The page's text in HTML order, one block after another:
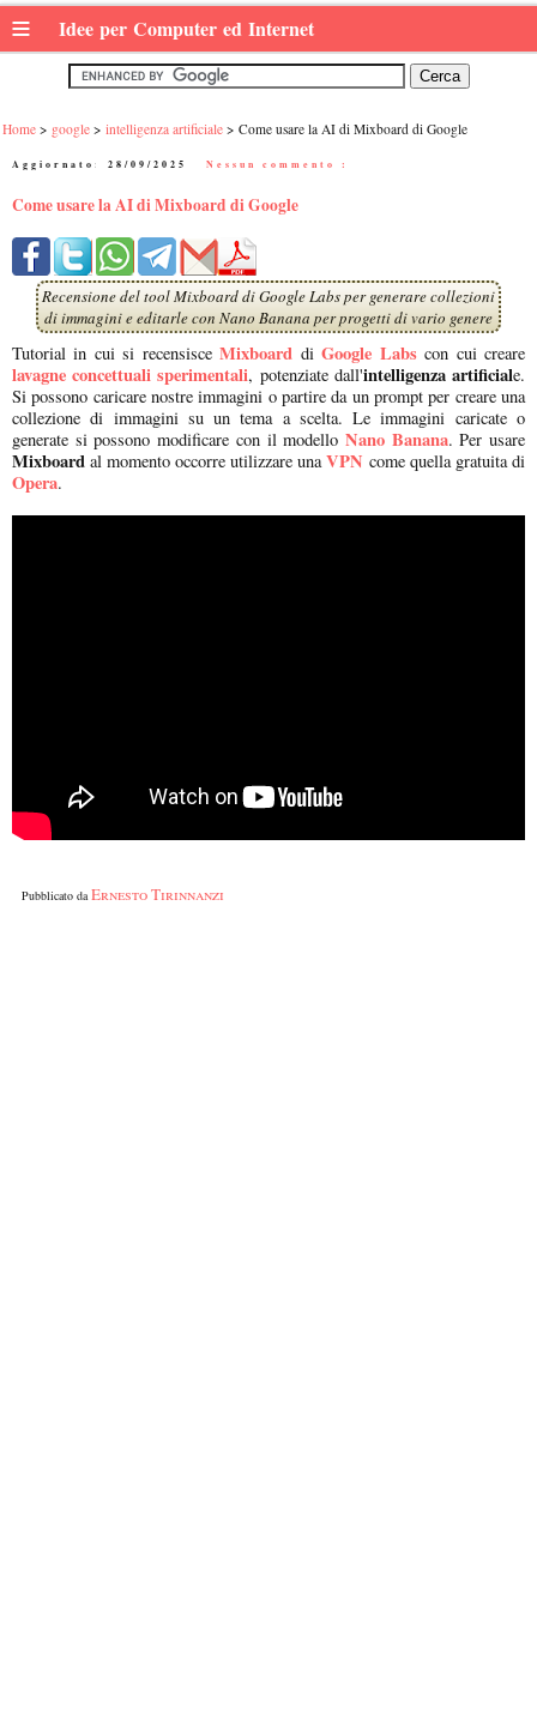
≡ Idee per Computer ed Internet
Home google intelligenza artificiale Come usare la AI di Mixboard di Google
Aggiornato: 28/09/2025 Nessun commento :
Come usare la AI di Mixboard di Google
Recensione del tool Mixboard di Google Labs per generare collezioni
di immagini e editarle con Nano Banana per progetti di vario genere
Tutorial in cui si recensisceMixboard diGoogle Labscon cui creare
lavagne concettuali sperimentali, potenziate dall'intelligenza artificiale.
Si possono caricare nostre immagini o partire da un prompt per creare una
collezione di immagini su un tema a scelta. Le immagini caricate o
generate si possono modificare con il modello Nano Banana. Per usare
Mixboard al momento occorre utilizzare unaVPN come quella gratuita di
Opera.
Pubblicato da Ernesto Tirinnanzi